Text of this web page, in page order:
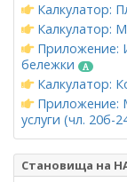
Калкулатор:
Калкулатор:
Приложение:
бележки
Калкулатор:
Приложение:
услуги (чл. 20б-
Становища на